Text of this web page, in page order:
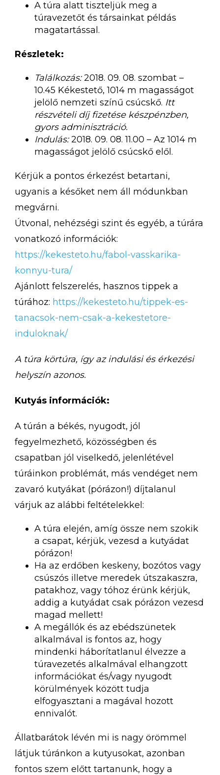
A túra alatt tiszteljük meg a
túravezetőt és társainkat példás
magatartással.
Részletek:
Találkozás:2018. 09. 08. szombat –
10.45 Kékestető, 1014 m magasságot
jelölő nemzeti színű csúcskő. Itt
részvételi díj fizetése készpénzben,
gyors adminisztráció.
Indulás:2018. 09. 08. 11.00 – Az 1014 m
magasságot jelölő csúcskő elől.
Kérjük a pontos érkezést betartani,
ugyanis a későket nem áll módunkban
megvárni.
Útvonal, nehézségi szint és egyéb, a túrára
vonatkozó információk:
https://kekesteto.hu/fabol-vasskarika-
konnyu-tura/
Ajánlott felszerelés, hasznos tippek a
túrához: https://kekesteto.hu/tippek-es-
tanacsok-nem-csak-a-kekestetore-
induloknak/
A túra körtúra, így az indulási és érkezési
helyszín azonos.
Kutyás információk:
A túrán a békés, nyugodt, jól
fegyelmezhető, közösségben és
csapatban jól viselkedő, jelenlétével
túráinkon problémát, más vendéget nem
zavaró kutyákat (pórázon!) díjtalanul
várjuk az alábbi feltételekkel:
A túra elején, amíg össze nem szokik
a csapat, kérjük, vezesd a kutyádat
pórázon!
Ha az erdőben keskeny, bozótos vagy
csúszós illetve meredek útszakaszra,
patakhoz, vagy tóhoz érünk kérjük,
addig a kutyádat csak pórázon vezesd
magad mellett!
A megállók és az ebédszünetek
alkalmával is fontos az, hogy
mindenki háborítatlanul élvezze a
túravezetés alkalmával elhangzott
információkat és/vagy nyugodt
körülmények között tudja
elfogyasztani a magával hozott
ennivalót.
Állatbarátok lévén mi is nagy örömmel
látjuk túránkon a kutyusokat, azonban
fontos szem előtt tartanunk, hogy a